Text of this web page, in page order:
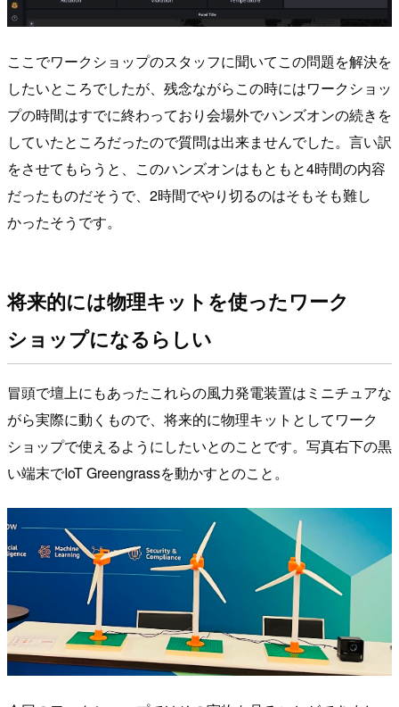
ここでワークショップのスタッフに聞いてこの問題を解決を
したいところでしたが、残念ながらこの時にはワークショッ
プの時間はすでに終わっており会場外でハンズオンの続きを
していたところだったので質問は出来ませんでした。言い訳
をさせてもらうと、このハンズオンはもともと4時間の内容
だったものだそうで、2時間でやり切るのはそもそも難し
かったそうです。
将来的には物理キットを使ったワーク
ショップになるらしい
冒頭で壇上にもあったこれらの風力発電装置はミニチュアな
がら実際に動くもので、将来的に物理キットとしてワーク
ショップで使えるようにしたいとのことです。写真右下の黒
い端末でIoT Greengrassを動かすとのこと。